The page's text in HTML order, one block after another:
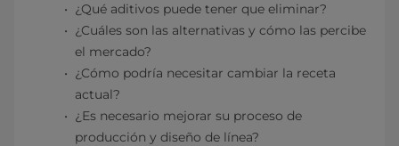
¿Qué aditivos puede tener que eliminar?
¿Cuáles son las alternativas y cómo las percibe
el mercado?
¿Cómo podría necesitar cambiar la receta
actual?
¿Es necesario mejorar su proceso de
producción y diseño de línea?